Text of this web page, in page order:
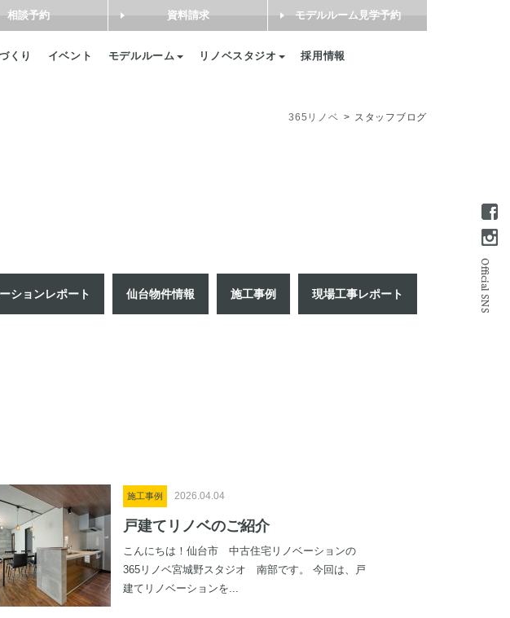
くり イベント モデルルーム リノベスタジオ 採用情報
相談予約 資料請求 モデルルーム見学予約
365リノベ スタッフブログ
ションレポート 仙台物件情報 施工事例 現場工事レポート
施工事例 2026.04.04
戸建てリノベのご紹介
こんにちは！仙台市 中古住宅リノベーションの
365リノベ宮城野スタジオ 南部です。 今回は、戸
建てリノベーションを...